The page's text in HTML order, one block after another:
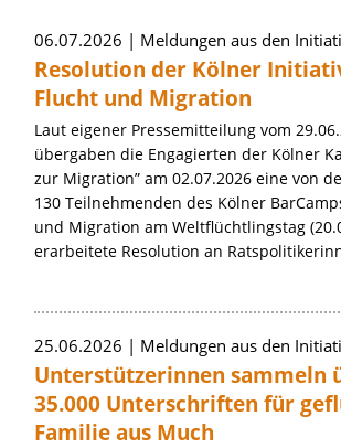
06.07.2026 Meldungen aus den
Resolution der Kölner
Flucht und Migration
Laut eigener Pressemitteilung vom
übergaben die Engagierten der Kölner
zur Migration” am 02.07.2026 eine von
130 Teilnehmenden des Kölner
und Migration am Weltflüchtlingstag
erarbeitete Resolution an
25.06.2026 Meldungen aus den
Unterstützerinnen sammeln
35.000 Unterschriften für
Familie aus Much